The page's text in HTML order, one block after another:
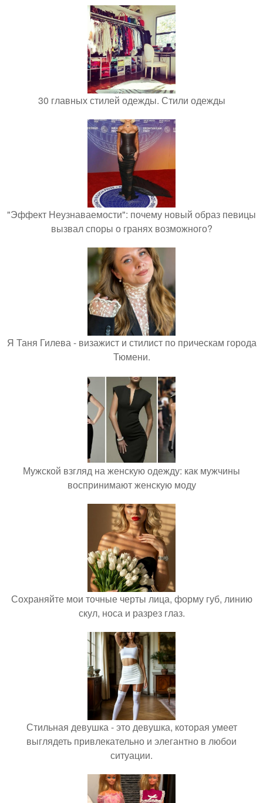
30 главных стилей одежды. Стили одежды
"Эффект Неузнаваемости": почему новый образ певицы
вызвал споры о гранях возможного?
Я Таня Гилева - визажист и стилист по прическам города
Тюмени.
Мужской взгляд на женскую одежду: как мужчины
воспринимают женскую моду
Сохраняйте мои точные черты лица, форму губ, линию
скул, носа и разрез глаз.
Стильная девушка - это девушка, которая умеет
выглядеть привлекательно и элегантно в любои
ситуации.